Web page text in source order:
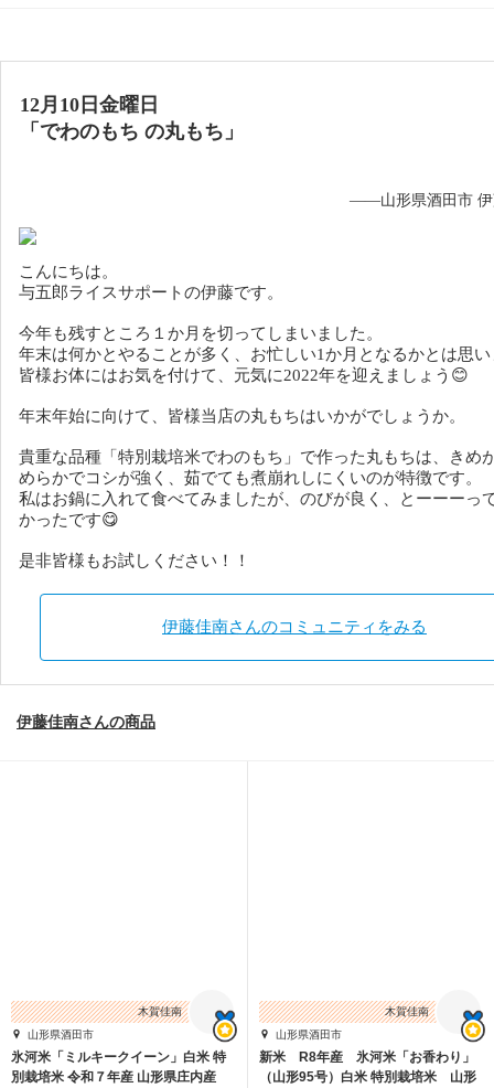
12月10日金曜日
「でわのもち の丸もち」
——山形県酒田市 伊
こんにちは。
与五郎ライスサポートの伊藤です。
今年も残すところ１か月を切ってしまいました。
年末は何かとやることが多く、お忙しい1か月となるかとは思
皆様お体にはお気を付けて、元気に2022年を迎えましょう😊
年末年始に向けて、皆様当店の丸もちはいかがでしょうか。
貴重な品種「特別栽培米でわのもち」で作った丸もちは、きめ
めらかでコシが強く、茹でても煮崩れしにくいのが特徴です。
私はお鍋に入れて食べてみましたが、のびが良く、とーーーっ
かったです😋
是非皆様もお試しください！！
伊藤佳南さんのコミュニティをみる
伊藤佳南さんの商品
木賀佳南
山形県酒田市
氷河米「ミルキークイーン」白米 特
別栽培米 令和７年産 山形県庄内産
木賀佳南
山形県酒田市
新米 R8年産 氷河米「お香わり」
（山形95号）白米 特別栽培米 山形